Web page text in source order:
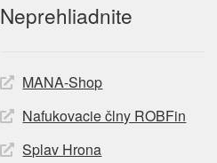
Neprehliadnite
MANA-Shop
Nafukovacie člny ROBFin
Splav Hrona